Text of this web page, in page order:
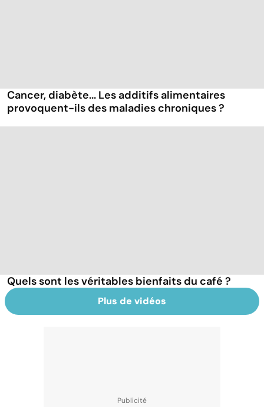
Cancer, diabète... Les additifs alimentaires
provoquent-ils des maladies chroniques ?
Quels sont les véritables bienfaits du café ?
Plus de vidéos